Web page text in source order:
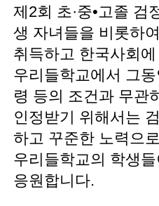
제2회 초·중•고졸
생 자녀들을 비롯하
취득하고 한국사회
우리들학교에서 그
령 등의 조건과 무관
인정받기 위해서는
하고 꾸준한 노력으
우리들학교의 학생
응원합니다.